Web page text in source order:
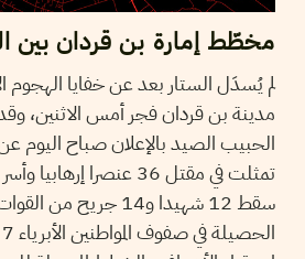
مخطّط إمارة بن قردان بين
لم يُسدَل الستار بعد عن خفايا الهجوم
مدينة بن قردان فجر أمس الاثنين،
الحبيب الصيد بالإعلان صباح اليوم
تمثلت في مقتل 36 عنصرا
سقط 12 شهيدا و14 جريح